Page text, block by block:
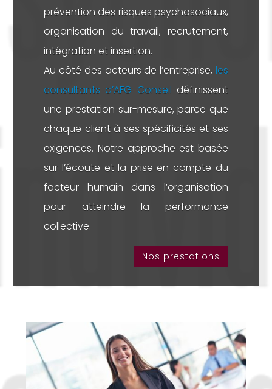
prévention des risques psychosociaux,
organisation du travail, recrutement,
intégration et insertion.
Au côté des acteurs de l’entreprise, les
consultants d’AFG Conseil définissent
une prestation sur-mesure, parce que
chaque client à ses spécificités et ses
exigences. Notre approche est basée
sur l’écoute et la prise en compte du
facteur humain dans l’organisation
pour atteindre la performance
collective.
Nos prestations